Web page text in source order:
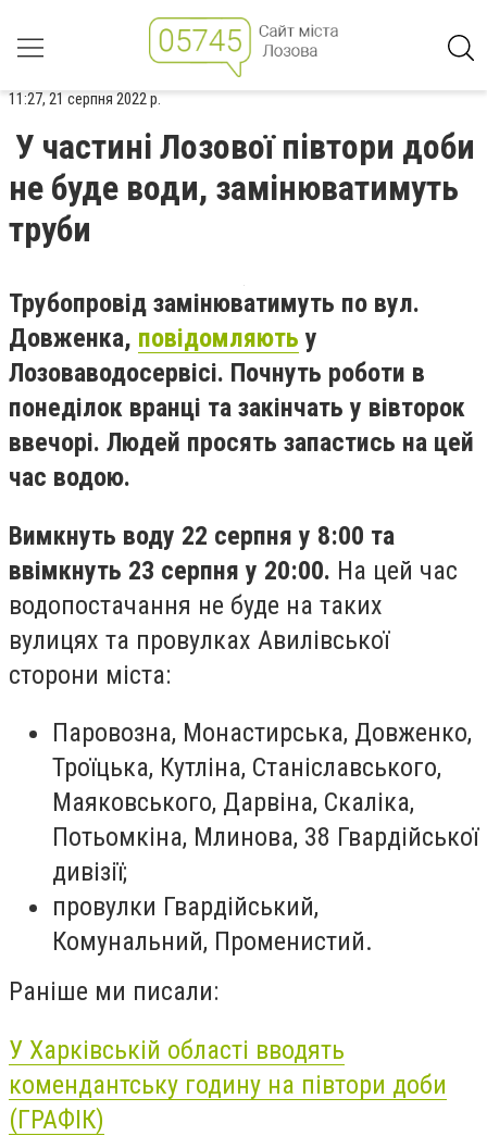
11:27, 21 серпня 2022 р.
У частині Лозової півтори доби
не буде води, замінюватимуть
труби
Трубопровід замінюватимуть по вул.
Довженка, повідомляють у
Лозоваводосервісі. Почнуть роботи в
понеділок вранці та закінчать у вівторок
ввечорі. Людей просять запастись на цей
час водою.
Вимкнуть воду 22 серпня у 8:00 та
ввімкнуть 23 серпня у 20:00. На цей час
водопостачання не буде на таких
вулицях та провулках Авилівської
сторони міста:
Паровозна, Монастирська, Довженко,
Троїцька, Кутліна, Станіславського,
Маяковського, Дарвіна, Скаліка,
Потьомкіна, Млинова, 38 Гвардійської
дивізії;
провулки Гвардійський,
Комунальний, Променистий.
Раніше ми писали:
У Харківській області вводять
комендантську годину на півтори доби
(ГРАФІК)